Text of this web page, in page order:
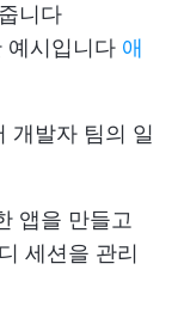
니다
예시입니다 애
개발자 팀의 일
앱을 만들고
세션을 관리